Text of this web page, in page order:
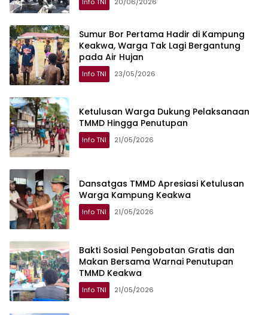
Sumur Bor Pertama Hadir di Kampung
Keakwa, Warga Tak Lagi Bergantung
pada Air Hujan
Info TNI 23/05/2026
Ketulusan Warga Dukung Pelaksanaan
TMMD Hingga Penutupan
Info TNI 21/05/2026
Dansatgas TMMD Apresiasi Ketulusan
Warga Kampung Keakwa
Info TNI 21/05/2026
Bakti Sosial Pengobatan Gratis dan
Makan Bersama Warnai Penutupan
TMMD Keakwa
Info TNI 21/05/2026